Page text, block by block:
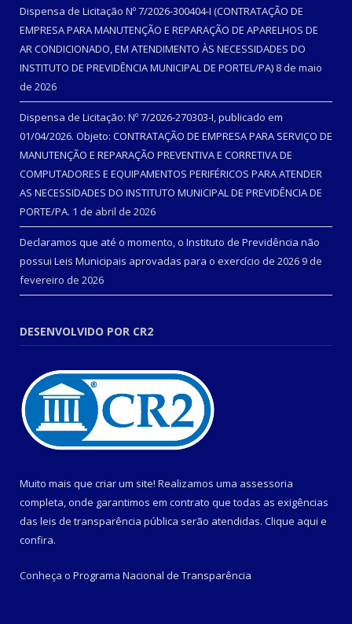
Dispensa de Licitação Nº 7/2026-300404-I (CONTRATAÇÃO DE
EMPRESA PARA MANUTENÇÃO E REPARAÇÃO DE APARELHOS DE
AR CONDICIONADO, EM ATENDIMENTO ÀS NECESSIDADES DO
INSTITUTO DE PREVIDÊNCIA MUNICIPAL DE PORTEL/PA) 8 de maio
de 2026
Dispensa de Licitação: Nº 7/2026-270303-I, publicado em
01/04/2026. Objeto: CONTRATAÇÃO DE EMPRESA PARA SERVIÇO DE
MANUTENÇÃO E REPARAÇÃO PREVENTIVA E CORRETIVA DE
COMPUTADORES E EQUIPAMENTOS PERIFÉRICOS PARA ATENDER
AS NECESSIDADES DO INSTITUTO MUNICIPAL DE PREVIDÊNCIA DE
PORTE/PA. 1 de abril de 2026
Declaramos que até o momento, o Instituto de Previdência não
possui Leis Municipais aprovadas para o exercício de 2026 9 de
fevereiro de 2026
DESENVOLVIDO POR CR2
Muito mais que criar um site! Realizamos uma assessoria
completa, onde garantimos em contrato que todas as exigências
das leis de transparência pública serão atendidas. Clique aqui e
confira.
Conheça o Programa Nacional de Transparência